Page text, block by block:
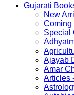
Gujarati
New
Coming
Special
Ajayab
Amar
Articles